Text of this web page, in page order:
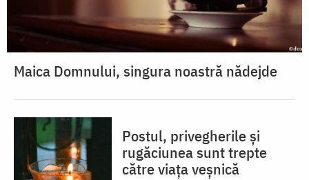
Maica Domnului, singura noastră nădejde
Postul, privegherile și
rugăciunea sunt trepte
către viața veșnică